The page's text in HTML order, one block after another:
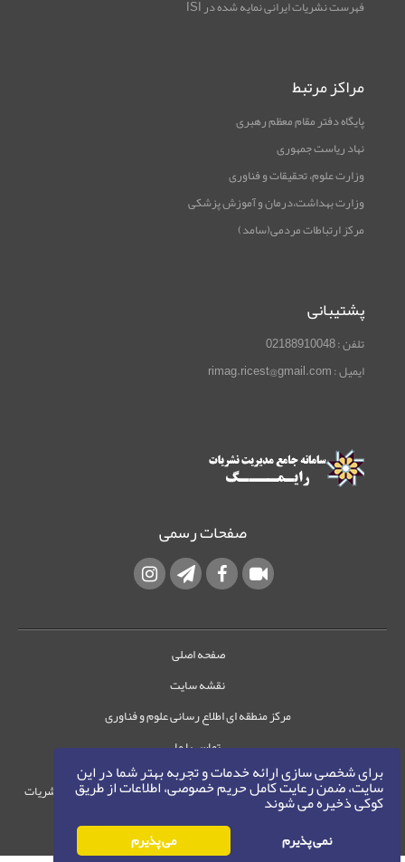
برای شخصی سازی ارائه خدمات و تجربه بهتر شما در این
سایت، ضمن رعایت کامل حریم خصوصی، اطلاعات از طریق
کوکی ذخیره می شوند
نمی پذیرم می پذیرم
فهرست نشریات ایرانی نمایه شده در ISI
مراکز مرتبط
پایگاه دفتر مقام معظم رهبری
نهاد ریاست جمهوری
وزارت علوم، تحقیقات و فناوری
وزارت بهداشت،درمان و آموزش پزشکی
مرکز ارتباطات مردمی(سامد)
پشتیبانی
تلفن : 02188910048
ایمیل : rimag.ricest@gmail.com
صفحات رسمی
صفحه اصلی
نقشه سایت
مرکز منطقه ای اطلاع رسانی علوم و فناوری
تماس با ما
حقوق این وب‌سایت متعلق به سامانه مدیریت نشریات
حق نشر 1405-1396